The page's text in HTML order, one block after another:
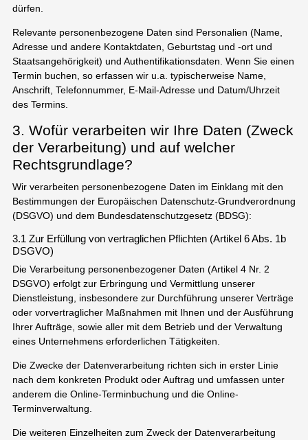
dürfen.
Relevante personenbezogene Daten sind Personalien (Name,
Adresse und andere Kontaktdaten, Geburtstag und -ort und
Staatsangehörigkeit) und Authentifikationsdaten. Wenn Sie einen
Termin buchen, so erfassen wir u.a. typischerweise Name,
Anschrift, Telefonnummer, E-Mail-Adresse und Datum/Uhrzeit
des Termins.
3. Wofür verarbeiten wir Ihre Daten (Zweck
der Verarbeitung) und auf welcher
Rechtsgrundlage?
Wir verarbeiten personenbezogene Daten im Einklang mit den
Bestimmungen der Europäischen Datenschutz-Grundverordnung
(DSGVO) und dem Bundesdatenschutzgesetz (BDSG):
3.1 Zur Erfüllung von vertraglichen Pflichten (Artikel 6 Abs. 1b
DSGVO)
Die Verarbeitung personenbezogener Daten (Artikel 4 Nr. 2
DSGVO) erfolgt zur Erbringung und Vermittlung unserer
Dienstleistung, insbesondere zur Durchführung unserer Verträge
oder vorvertraglicher Maßnahmen mit Ihnen und der Ausführung
Ihrer Aufträge, sowie aller mit dem Betrieb und der Verwaltung
eines Unternehmens erforderlichen Tätigkeiten.
Die Zwecke der Datenverarbeitung richten sich in erster Linie
nach dem konkreten Produkt oder Auftrag und umfassen unter
anderem die Online-Terminbuchung und die Online-
Terminverwaltung.
Die weiteren Einzelheiten zum Zweck der Datenverarbeitung